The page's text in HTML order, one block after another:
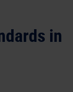
in